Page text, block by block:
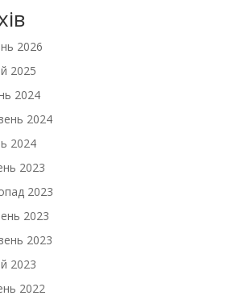
2026
2025
2024
2024
2024
2023
2023
2023
2023
2023
2022